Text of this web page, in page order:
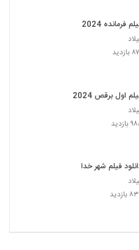
فرمانده 2024
اول برقص 2024
فیلم شهر خدا